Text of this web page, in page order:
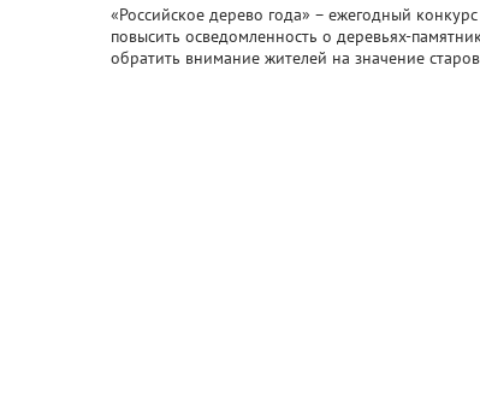
«Российское дерево года» – ежегодный
повысить осведомленность о деревьях-
обратить внимание жителей на значение